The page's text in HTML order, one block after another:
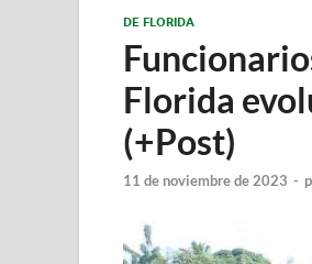
DE FLORIDA
Florida
(+Post)
11 de noviembre de 2023 -